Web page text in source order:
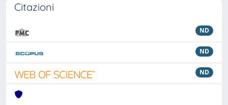
Citazioni
ND
ND
ND